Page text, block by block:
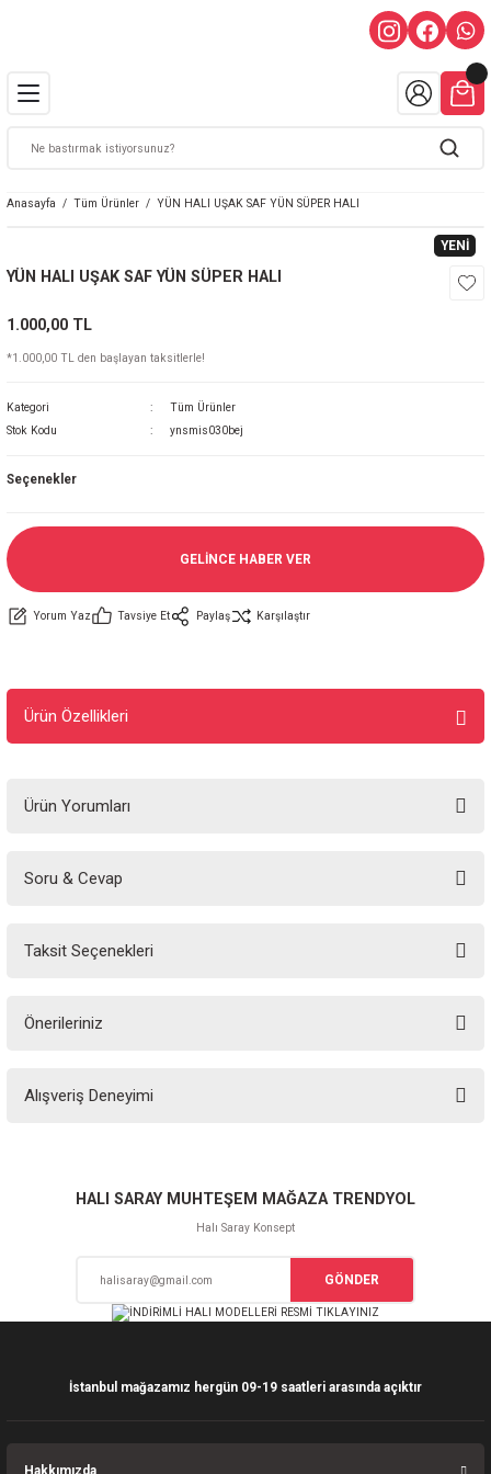
Anasayfa Tüm Ürünler YÜN HALI UŞAK SAF YÜN SÜPER HALI
YENİ
YÜN HALI UŞAK SAF YÜN SÜPER HALI
1.000,00 TL
*1.000,00 TL den başlayan taksitlerle!
Kategori
Tüm Ürünler
Stok Kodu
ynsmis030bej
Seçenekler
GELİNCE HABER VER
Yorum Yaz Tavsiye Et Paylaş Karşılaştır
Ürün Özellikleri
Ürün Yorumları
Soru & Cevap
Taksit Seçenekleri
Önerileriniz
yetersiz gördüğünüz noktaları öneri formunu kullanarak tarafımıza
Ürün resmi kalitesiz, bozuk veya görüntülenemiyor.
Ürün açıklamasında eksik bilgiler bulunuyor.
Bu ürüne benzer farklı alternatifler olmalı.
Alışveriş Deneyimi
Sitemize ilk yorumu siz yapın!
HALI SARAY MUHTEŞEM MAĞAZA TRENDYOL
Halı Saray Konsept
GÖNDER
İstanbul mağazamız hergün 09-19 saatleri arasında açıktır